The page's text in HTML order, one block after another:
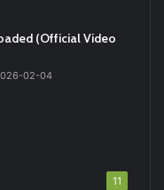
(Official Video
02-04
11